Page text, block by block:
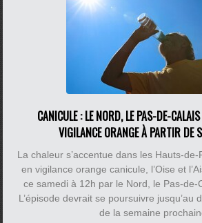
CANICULE : LE NORD, LE PAS-DE-
VIGILANCE ORANGE À PARTIR DE
La chaleur s’accentue dans les Hauts-
en vigilance orange canicule, l’Oise et
ce samedi à 12h par le Nord, le Pas-de-
L’épisode devrait se poursuivre jusqu’au
de la semaine